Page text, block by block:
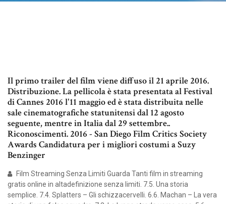
Il primo trailer del film viene diffuso il 21 aprile 2016.
Distribuzione. La pellicola è stata presentata al Festival
di Cannes 2016 l'11 maggio ed è stata distribuita nelle
sale cinematografiche statunitensi dal 12 agosto
seguente, mentre in Italia dal 29 settembre..
Riconoscimenti. 2016 - San Diego Film Critics Society
Awards Candidatura per i migliori costumi a Suzy
Benzinger
Film Streaming Senza Limiti Guarda Tanti film in streaming
gratis online in altadefinizione senza limiti. 7.5. Una storia
semplice. 7.4. Splatters – Gli schizzacervelli. 6.6. Machan – La vera